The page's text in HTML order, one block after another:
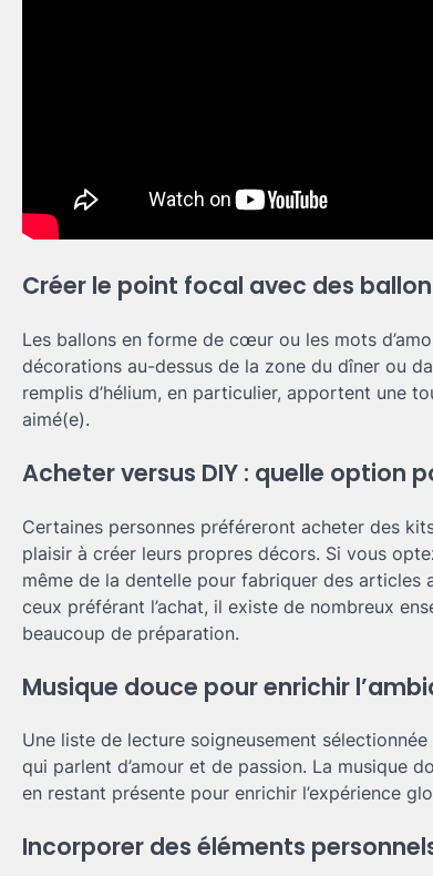
Créer le point focal avec des
Les ballons en forme de cœur ou les mots
décorations au-dessus de la zone du dîner ou
remplis d’hélium, en particulier, apportent une
aimé(e).
Acheter versus DIY : quelle option
Certaines personnes préféreront acheter des
plaisir à créer leurs propres décors. Si vous
même de la dentelle pour fabriquer des articles
ceux préférant l’achat, il existe de nombreux
beaucoup de préparation.
Musique douce pour enrichir
Une liste de lecture soigneusement
qui parlent d’amour et de passion. La musique
en restant présente pour enrichir l’expérience
Incorporer des éléments